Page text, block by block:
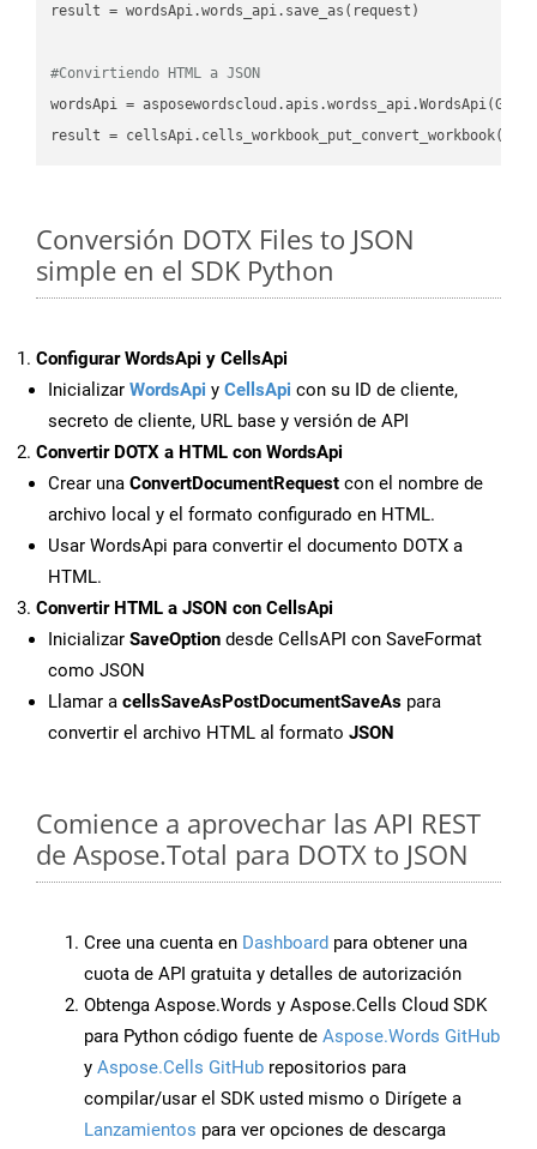
result = wordsApi.words_api.save_as(request)
#Convirtiendo HTML a JSON
wordsApi =
result =
Conversión DOTX Files to JSON
simple en el SDK Python
Configurar WordsApi y CellsApi
Inicializar WordsApi y CellsApi con su ID de cliente,
secreto de cliente, URL base y versión de API
Convertir DOTX a HTML con WordsApi
Crear una ConvertDocumentRequest con el nombre de
archivo local y el formato configurado en HTML.
Usar WordsApi para convertir el documento DOTX a
HTML.
Convertir HTML a JSON con CellsApi
Inicializar SaveOption desde CellsAPI con SaveFormat
como JSON
Llamar a cellsSaveAsPostDocumentSaveAs para
convertir el archivo HTML al formato JSON
Comience a aprovechar las API REST
de Aspose.Total para DOTX to JSON
Cree una cuenta en Dashboard para obtener una
cuota de API gratuita y detalles de autorización
Obtenga Aspose.Words y Aspose.Cells Cloud SDK
para Python código fuente de Aspose.Words GitHub
y Aspose.Cells GitHub repositorios para
compilar/usar el SDK usted mismo o Dirígete a
Lanzamientos para ver opciones de descarga